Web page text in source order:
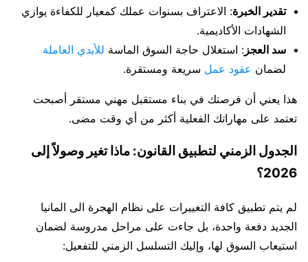
تقدير الخبرة: الاعتراف بسنوات عملك كمعيار للكفاءة يوازي
الشهادات الأكاديمية.
سد العجز : استغلال حاجة السوق الماسة للأيدي العاملة
لضمان عقود عمل سريعة ومستقرة.
هذا يعني أن فرصتك في بناء مستقبل مهني مستقر أصبحت
تعتمد على مهاراتك الفعلية أكثر من أي وقت مضى.
الجدول الزمني لتطبيق القانون: ماذا تغير وصولاً إلى
2026؟
لم يتم تطبيق كافة التغييرات على نظام الهجرة الى المانيا
الجديد دفعة واحدة، بل جاءت على مراحل مدروسة لضمان
استيعاب السوق لها، وإليك التسلسل الزمني للتفعيل: